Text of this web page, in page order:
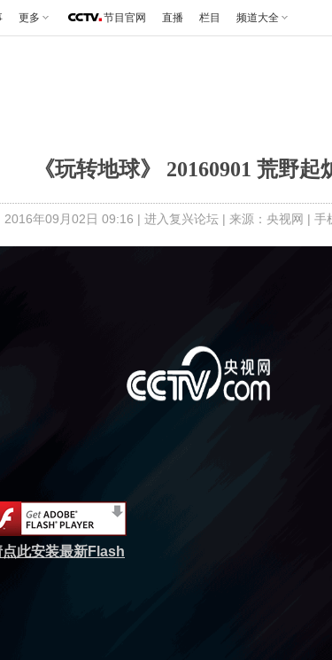
更多 节目官网 直播 栏目 频道大全
《玩转地球》 20160901 荒野起
2016年09月02日 09:16 | 进入复兴论坛 | 来源：央视网 | 手
点此安装最新Flash